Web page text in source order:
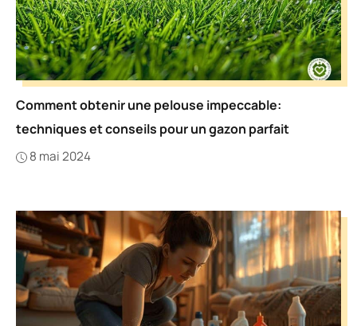
Comment obtenir une pelouse impeccable:
techniques et conseils pour un gazon parfait
8 mai 2024